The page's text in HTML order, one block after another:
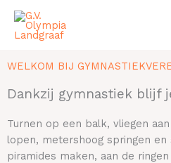
naar
WELKOM BIJ
Dankzij gymnastiek blijf
Turnen op een balk, vliegen
lopen, metershoog springen en
piramides maken, aan de